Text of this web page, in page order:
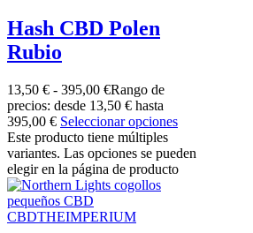
Hash CBD Polen
Rubio
13,50 € - 395,00 €Rango de
precios: desde 13,50 € hasta
395,00 € Seleccionar opciones
Este producto tiene múltiples
variantes. Las opciones se pueden
elegir en la página de producto
CBDTHEIMPERIUM